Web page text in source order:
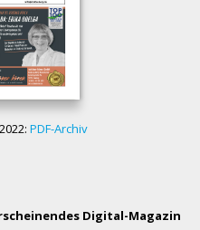
PDF-Archiv
Digital-Magazin